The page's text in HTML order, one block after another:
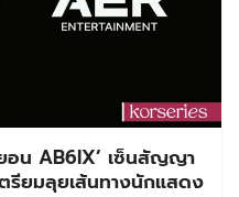
อน AB6IX’ เซ็นสัญญา
รียมลุยเส้นทางนักแสดง